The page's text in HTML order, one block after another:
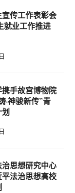
传工作表彰会
就业工作推进
手故宫博物院
·神骏新传”青
划
思想研究中心
法治思想高校